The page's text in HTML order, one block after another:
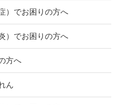
）でお困りの方へ
）でお困りの方へ
方へ
ん